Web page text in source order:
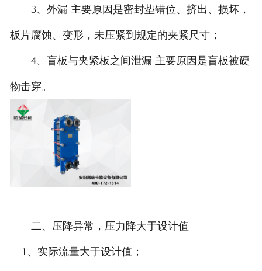
3、外漏 主要原因是密封垫错位、挤出、损坏，
板片腐蚀、变形，未压紧到规定的夹紧尺寸；
4、盲板与夹紧板之间泄漏 主要原因是盲板被硬
物击穿。
二、压降异常，压力降大于设计值
1、实际流量大于设计值；